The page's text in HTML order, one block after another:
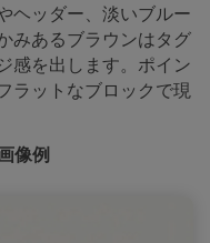
ヘッダー、淡いブルー
みあるブラウンはタグ
感を出します。ポイン
ラットなブロックで現
像例